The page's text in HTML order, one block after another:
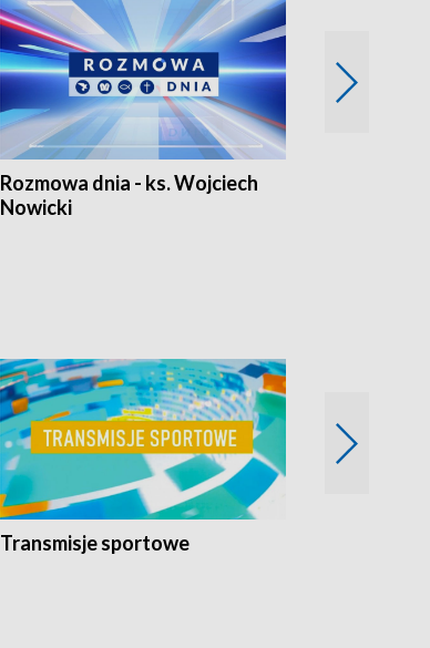
Rozmowa dnia - ks. Wojciech
Nowicki
Transmisje sportowe